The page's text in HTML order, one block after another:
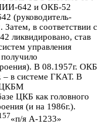
642 и ОКБ-52
(руководитель-
в соответствии с
ликвидировано, став
управления
В 08.1957г. ОКБ
– в системе ГКАТ. В
ЦКБМ
ЦКБ как головного
(и на 1986г.).
«п/я А-1233»